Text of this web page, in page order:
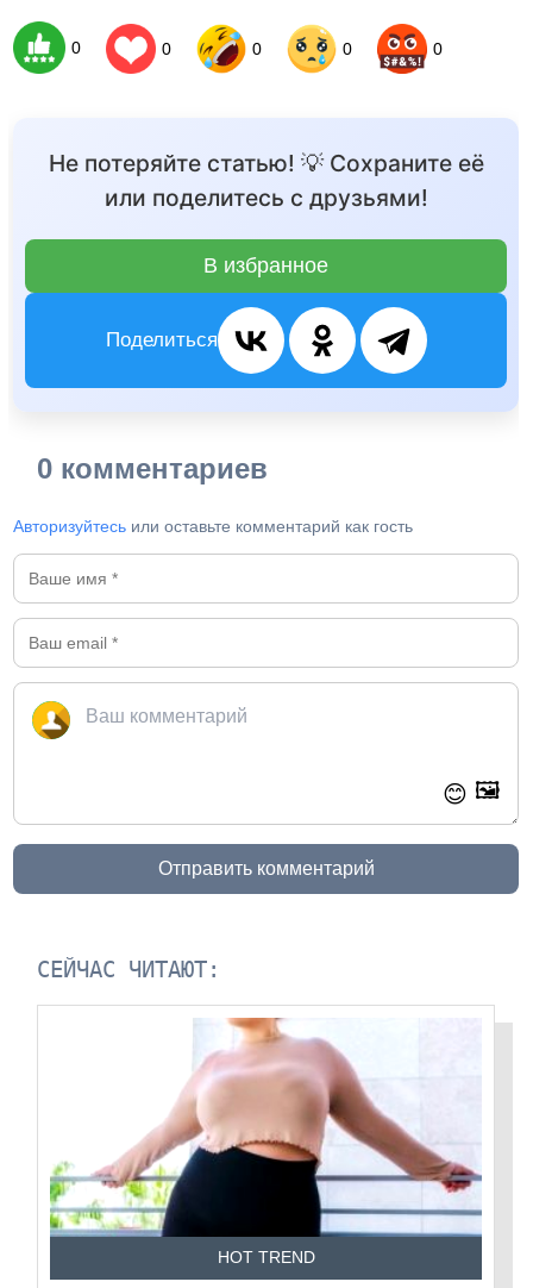
0 0 0 0 0
Не потеряйте статью! 💡 Сохраните её
или поделитесь с друзьями!
В избранное
Поделиться
0 комментариев
Авторизуйтесь или оставьте комментарий как гость
😊 🖼️
Отправить комментарий
СЕЙЧАС ЧИТАЮТ:
HOT TREND